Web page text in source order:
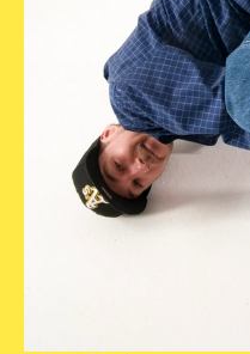
Karten + Preise
Anfahrt
Vermietung
Newsletter
SPENDEN + FÖRDERN